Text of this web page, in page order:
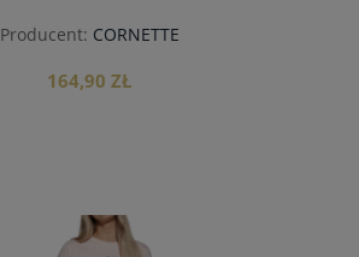
Producent: CORNETTE
164,90 ZŁ
do koszyka